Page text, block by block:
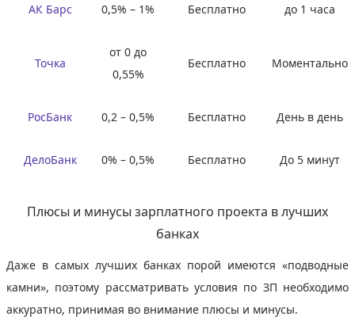
АК Барс 0,5% – 1% Бесплатно до 1 часа
Точка
от 0 до
0,55%
Бесплатно Моментально
РосБанк 0,2 – 0,5% Бесплатно День в день
ДелоБанк 0% – 0,5% Бесплатно До 5 минут
Плюсы и минусы зарплатного проекта в лучших
банках
Даже в самых лучших банках порой имеются «подводные
камни», поэтому рассматривать условия по ЗП необходимо
аккуратно, принимая во внимание плюсы и минусы.